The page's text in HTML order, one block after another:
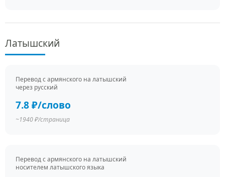
Латышский
Перевод c армянского на латышский
через русский
7.8 ₽/слово
~1940 ₽/страница
Перевод c армянского на латышский
носителем латышского языка